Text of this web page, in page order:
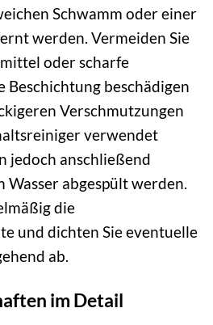
Schwamm oder einer
werden. Vermeiden Sie
oder scharfe
Beschichtung beschädigen
Verschmutzungen
verwendet
jedoch anschließend
abgespült werden.
die
und dichten Sie eventuelle
ab.
im Detail